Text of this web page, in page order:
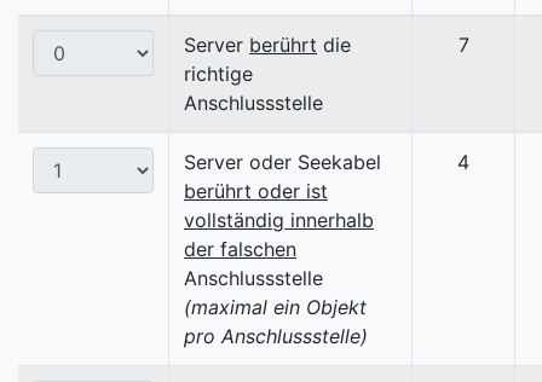
Server berührt die
richtige
Anschlussstelle
7
Server oder Seekabel
berührt oder ist
vollständig innerhalb
der falschen
Anschlussstelle
(maximal ein Objekt
pro Anschlussstelle)
4